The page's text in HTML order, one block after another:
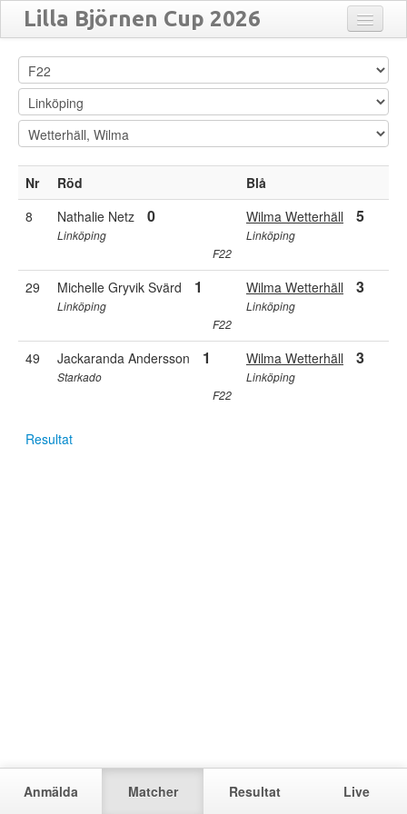
Lilla Björnen Cup 2026
Anmälda
Matcher
Resultat
Översikt
Turneringar
Nr Röd
Blå
8
Nathalie Netz 0
Linköping
F22
Wilma Wetterhäll 5
Linköping
29 Michelle Gryvik Svärd 1
Linköping
F22
Wilma Wetterhäll 3
Linköping
49 Jackaranda Andersson 1
Starkado
F22
Wilma Wetterhäll 3
Linköping
Resultat
Close Flytta
Anmälda Matcher Resultat Live